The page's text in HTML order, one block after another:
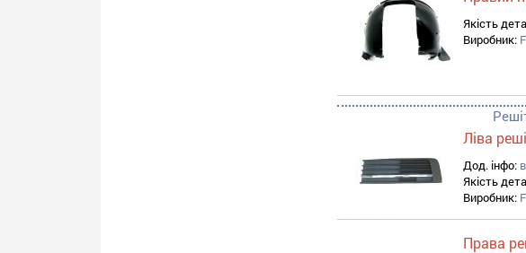
Якість
Виробник:
Ліва
Дод. інфо:
Якість
Виробник:
Права